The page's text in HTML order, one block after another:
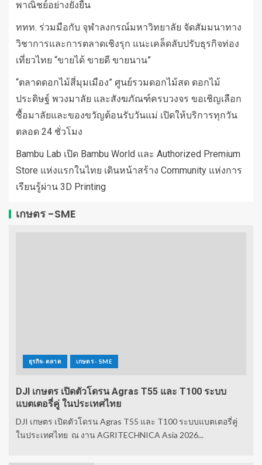
พาณิชย์อย่างยั่งยืน
ททท. ร่วมมือกับ จุฬาลงกรณ์มหาวิทยาลัย จัดสัมมนาทาง
วิชาการและการตลาดเชิงรุก แนะเคล็ดลับปรับธุรกิจท่อง
เที่ยวไทย “ขายได้ ขายดี ขายนาน”
“ตลาดดอกไม้สี่มุมเมือง” ศูนย์รวมดอกไม้สด ดอกไม้
ประดิษฐ์ พวงมาลัย และสังฆภัณฑ์ครบวงจร ขอเชิญเลือก
ซื้อมาลัยและของขวัญต้อนรับวันแม่ เปิดให้บริการทุกวัน
ตลอด 24 ชั่วโมง
Bambu Lab เปิด Bambu World และ Authorized Premium
Store แห่งแรกในไทย เดินหน้าสร้าง Community แห่งการ
เรียนรู้ผ่าน 3D Printing
เกษตร -SME
ธุรกิจ-ตลาด เกษตร - SME
DJI เกษตร เปิดตัวโดรน Agras T55 และ T100 ระบบ
แบตเตอรี่คู่ ในประเทศไทย
DJI เกษตร เปิดตัวโดรน Agras T55 และ T100 ระบบแบตเตอรี่คู่
ในประเทศไทย ณ งาน AGRITECHNICA Asia 2026...